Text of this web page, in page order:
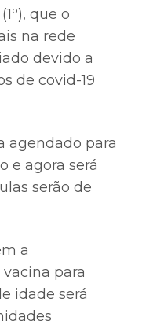
que o
na rede
devido a
de covid-19
agendado para
e agora será
serão de
a
para
idade será